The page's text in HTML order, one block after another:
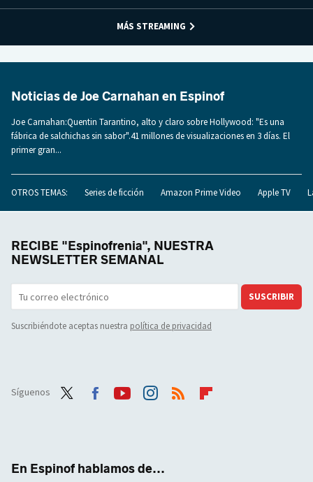
MÁS STREAMING
Noticias de Joe Carnahan en Espinof
Joe Carnahan:Quentin Tarantino, alto y claro sobre Hollywood: "Es una
fábrica de salchichas sin sabor".41 millones de visualizaciones en 3 días. El
primer gran...
OTROS TEMAS: Series de ficción Amazon Prime Video Apple TV
RECIBE "Espinofrenia", NUESTRA
NEWSLETTER SEMANAL
SUSCRIBIR
Suscribiéndote aceptas nuestra política de privacidad
Síguenos
En Espinof hablamos de...